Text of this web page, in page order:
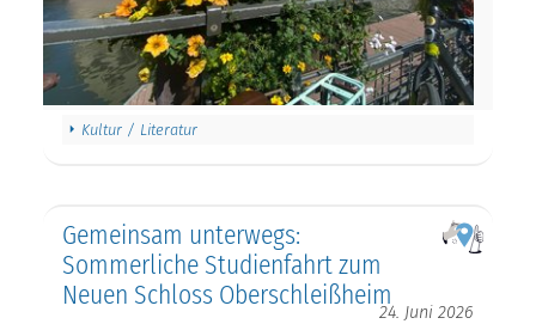
Kultur / Literatur
Gemeinsam unterwegs:
Sommerliche Studienfahrt zum
Neuen Schloss Oberschleißheim
24. Juni 2026